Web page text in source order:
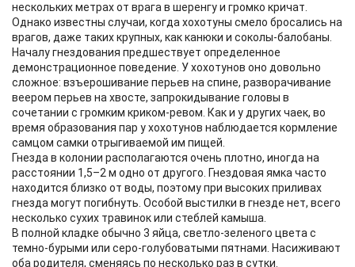
нескольких метрах от врага в шеренгу и громко кричат.
Однако известны случаи, когда хохотуны смело бросались на
врагов, даже таких крупных, как канюки и соколы-балобаны.
Началу гнездования предшествует определенное
демонстрационное поведение. У хохотунов оно довольно
сложное: взъерошивание перьев на спине, разворачивание
веером перьев на хвосте, запрокидывание головы в
сочетании с громким криком-ревом. Как и у других чаек, во
время образования пар у хохотунов наблюдается кормление
самцом самки отрыгиваемой им пищей.
Гнезда в колонии располагаются очень плотно, иногда на
расстоянии 1,5–2 м одно от другого. Гнездовая ямка часто
находится близко от воды, поэтому при высоких приливах
гнезда могут погибнуть. Особой выстилки в гнезде нет, всего
несколько сухих травинок или стеблей камыша.
В полной кладке обычно 3 яйца, светло-зеленого цвета с
темно-бурыми или серо-голубоватыми пятнами. Насиживают
оба родителя, сменяясь по несколько раз в сутки.